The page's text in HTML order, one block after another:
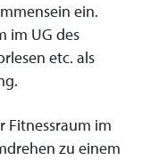
ein.
im UG des
etc. als
Fitnessraum im
zu einem